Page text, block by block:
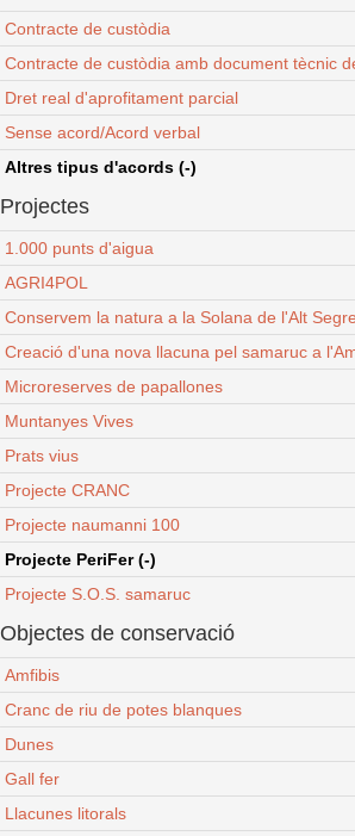
Contracte de custòdia
Contracte de custòdia amb document tècnic
Dret real d'aprofitament parcial
Sense acord/Acord verbal
Altres tipus d'acords (-)
Projectes
1.000 punts d'aigua
AGRI4POL
Conservem la natura a la Solana de l'Alt
Creació d'una nova llacuna pel samaruc a
Microreserves de papallones
Muntanyes Vives
Prats vius
Projecte CRANC
Projecte naumanni 100
Projecte PeriFer (-)
Projecte S.O.S. samaruc
Objectes de conservació
Amfibis
Cranc de riu de potes blanques
Dunes
Gall fer
Llacunes litorals